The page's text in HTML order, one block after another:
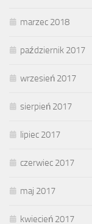
marzec 2018
październik 2017
wrzesień 2017
sierpień 2017
lipiec 2017
czerwiec 2017
maj 2017
kwiecień 2017